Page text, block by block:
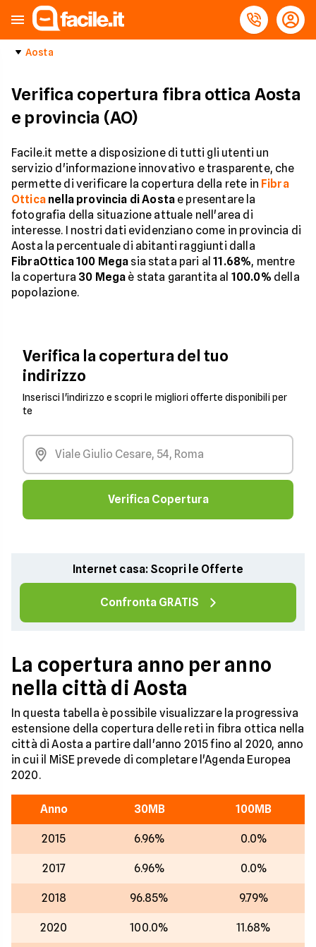
Aosta
Verifica copertura fibra ottica Aosta
e provincia (AO)
Facile.it mette a disposizione di tutti gli utenti un
servizio d'informazione innovativo e trasparente, che
permette di verificare la copertura della rete in Fibra
Ottica nella provincia di Aostae presentare la
fotografia della situazione attuale nell'area di
interesse. I nostri dati evidenziano come in provincia di
Aosta la percentuale di abitanti raggiunti dalla
FibraOttica 100 Mega sia stata pari al11.68%, mentre
la copertura 30 Mega è stata garantita al 100.0% della
popolazione.
Verifica la copertura del tuo
indirizzo
Inserisci l'indirizzo e scopri le migliori offerte disponibili per
te
Verifica Copertura
Internet casa: Scopri le Offerte
Confronta GRATIS
La copertura anno per anno
nella città di Aosta
In questa tabella è possibile visualizzare la progressiva
estensione della copertura delle reti in fibra ottica nella
città di Aosta a partire dall'anno 2015 fino al 2020, anno
in cui il MiSE prevede di completare l'Agenda Europea
2020.
Anno 30MB 100MB
2015 6.96% 0.0%
2017 6.96% 0.0%
2018 96.85% 9.79%
2020 100.0% 11.68%